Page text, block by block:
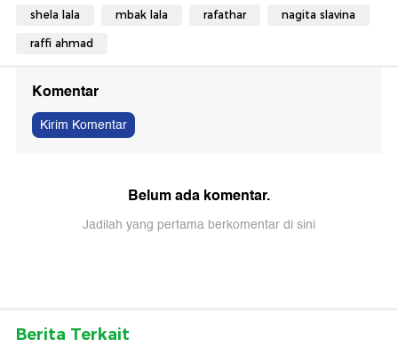
shela lala mbak lala rafathar nagita slavina
raffi ahmad
Komentar
Kirim Komentar
Belum ada komentar.
Jadilah yang pertama berkomentar di sini
Berita Terkait